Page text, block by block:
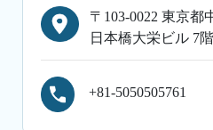
〒103-0022 東京都
日本橋大栄ビル 7階
+81-5050505761